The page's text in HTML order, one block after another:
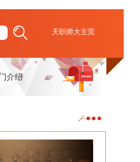
天职师大主页
介绍